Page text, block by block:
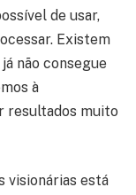
de usar,
Existem
não consegue
à
resultados muito
visionárias está